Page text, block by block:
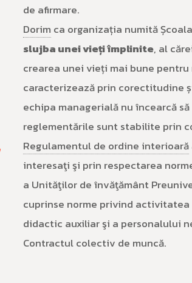
de afirmare.
Dorim ca organizația numită
slujba unei vieți împlinite, al
crearea unei vieți mai bune
caracterizează prin corectitudine
echipa managerială nu încearcă
reglementările sunt stabilite prin
Regulamentul de ordine interioară
interesaţi şi prin respectarea
a Unităţilor de învăţământ
cuprinse norme privind
didactic auxiliar şi a personalului
Contractul colectiv de muncă.